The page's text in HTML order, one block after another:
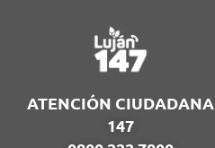
ATENCIÓN CIUDADANA
147